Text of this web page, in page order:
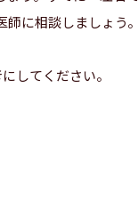
に相談しましょう。
してください。